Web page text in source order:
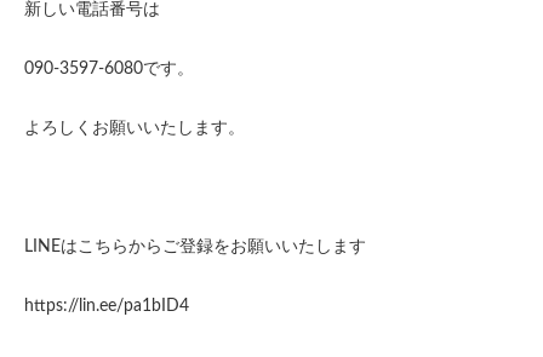
新しい電話番号は
090-3597-6080です。
よろしくお願いいたします。
LINEはこちらからご登録をお願いいたします
https://lin.ee/pa1bID4